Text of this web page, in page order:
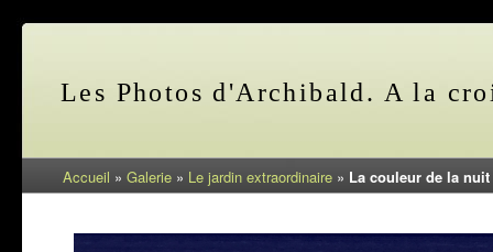
Les Photos d'Archibald. A la
Accueil » Galerie » Le jardin extraordinaire » La couleur de la nuit